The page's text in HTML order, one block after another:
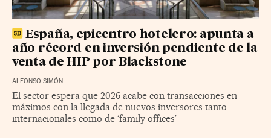
España, epicentro hotelero: apunta a
año récord en inversión pendiente de la
venta de HIP por Blackstone
ALFONSO SIMÓN
El sector espera que 2026 acabe con transacciones en
máximos con la llegada de nuevos inversores tanto
internacionales como de ‘family offices’